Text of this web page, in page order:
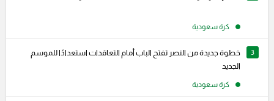
كرة سعودية
3
خطوة جديدة من النصر تفتح الباب أمام التعاقدات استعدادًا للموسم
الجديد
كرة سعودية